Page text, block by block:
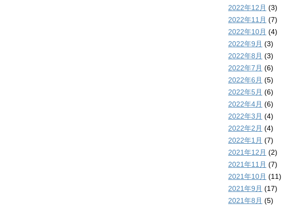
2022年12月 (3)
2022年11月 (7)
2022年10月 (4)
2022年9月 (3)
2022年8月 (3)
2022年7月 (6)
2022年6月 (5)
2022年5月 (6)
2022年4月 (6)
2022年3月 (4)
2022年2月 (4)
2022年1月 (7)
2021年12月 (2)
2021年11月 (7)
2021年10月 (11)
2021年9月 (17)
2021年8月 (5)